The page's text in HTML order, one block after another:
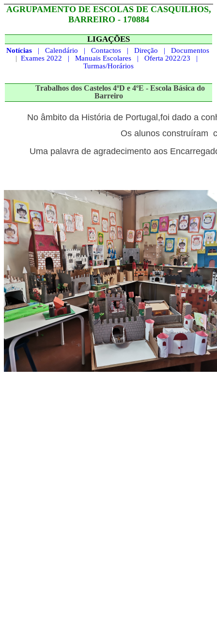
AGRUPAMENTO DE ESCOLASDE CASQUILHOS,
BARREIRO - 170884
LIGAÇÕES
Notícias| Calendário | Contactos | Direção |
Documentos
| Exames 2022 | Manuais Escolares | Oferta 2022/23 |
Turmas/Horários
Trabalhos dos Castelos 4ºD e 4ºE - Escola Básica do
Barreiro
No âmbito da História de Portugal,foi dado a
Os alunos construíram
Uma palavra de agradecimento aos